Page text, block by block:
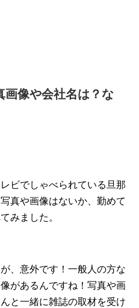
画像や会社名は？な
ビでしゃべられている旦那
真や画像はないか、勤めて
みました。
、意外です！一般人の方な
があるんですね！写真や画
と一緒に雑誌の取材を受け